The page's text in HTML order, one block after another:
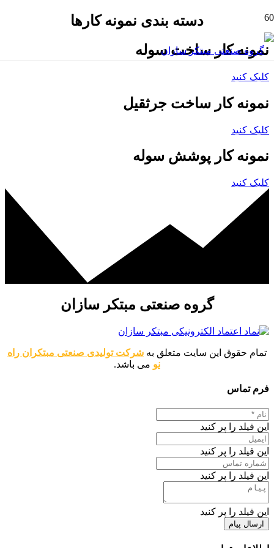
دسته بندی نمونه کارها
نمونه کار ساخت سوله
کلیک کنید
نمونه کار ساخت جرثقیل
کلیک کنید
نمونه کار پوشش سوله
کلیک کنید
گروه صنعتی مبتکر سازان
تمام حقوق این سایت متعلق به شرکت تولیدی صنعتی مبتکران راه
نو می باشد.
فرم تماس
این فیلد را پر کنید
این فیلد را پر کنید
این فیلد را پر کنید
این فیلد را پر کنید
ارسال پیام